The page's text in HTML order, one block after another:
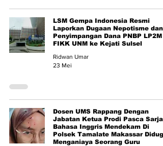
LSM Gempa Indonesia Resmi
Laporkan Dugaan Nepotisme dan
Penyimpangan Dana PNBP LP2M
FIKK UNM ke Kejati Sulsel
Ridwan Umar
23 Mei
Dosen UMS Rappang Dengan
Jabatan Ketua Prodi Pasca
Bahasa Inggris Mendekam Di
Polsek Tamalate Makassar
Menganiaya Seorang Guru